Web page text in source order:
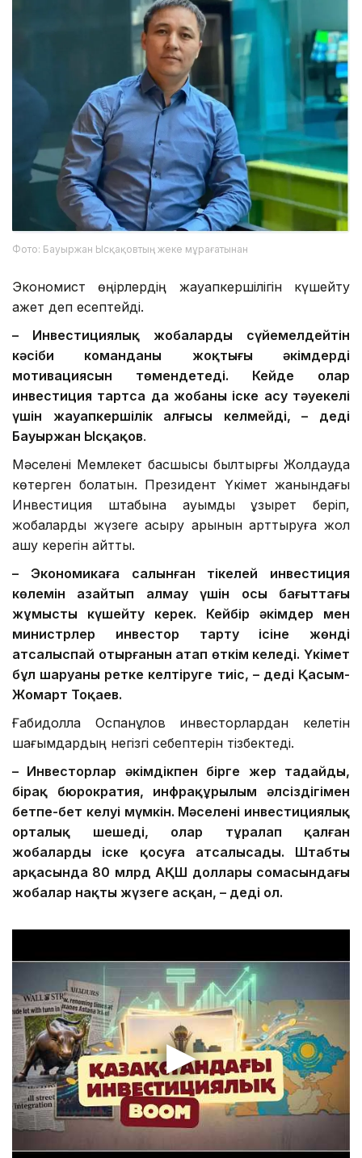
Фото: Бауыржан Ысқақовтың жеке мұрағатынан
Экономист өңірлердің жауапкершілігін күшейту
қажет деп есептейді.
– Инвестициялық жобаларды сүйемелдейтін
кәсіби команданың жоқтығы әкімдердің
мотивациясын төмендетеді. Кейде олар
инвестиция тартса да жобаның іске асу тәуекелі
үшін жауапкершілік алғысы келмейді, – деді
Бауыржан Ысқақов.
Мәселені Мемлекет басшысы былтырғы Жолдауда
көтерген болатын. Президент Үкімет жанындағы
Инвестиция штабына ауқымды құзырет беріп,
жобаларды жүзеге асыру қарқынын арттыруға жол
ашу керегін айтты.
– Экономикаға салынған тікелей инвестиция
көлемін азайтып алмау үшін осы бағыттағы
жұмысты күшейту керек. Кейбір әкімдер мен
министрлер инвестор тарту ісіне жөнді
атсалыспай отырғанын атап өткім келеді. Үкімет
бұл шаруаны ретке келтіруге тиіс, – деді Қасым-
Жомарт Тоқаев.
Ғабидолла Оспанқұлов инвесторлардан келетін
шағымдардың негізгі себептерін тізбектеді.
– Инвесторлар әкімдікпен бірге жер таңдайды,
бірақ бюрократия, инфрақұрылым әлсіздігімен
бетпе-бет келуі мүмкін. Мәселені инвестициялық
орталық шешеді, олар тұралап қалған
жобаларды іске қосуға атсалысады. Штабтың
арқасында 80 млрд АҚШ доллары сомасындағы
жобалар нақты жүзеге асқан, – деді ол.